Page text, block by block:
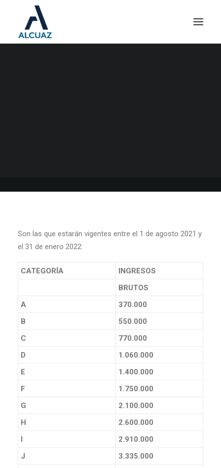
Son las que estarán vigentes entre el 1 de agosto 2021 y
el 31 de enero 2022:
CATEGORÍA
INGRESOS
BRUTOS
A
370.000
B
550.000
C
770.000
D
1.060.000
E
1.400.000
F
1.750.000
G
2.100.000
H
2.600.000
I
2.910.000
J
3.335.000